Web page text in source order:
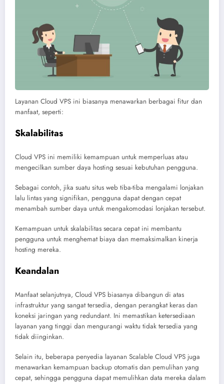
Layanan Cloud VPS ini biasanya menawarkan berbagai fitur dan
manfaat, seperti:
Skalabilitas
Cloud VPS ini memiliki kemampuan untuk memperluas atau
mengecilkan sumber daya hosting sesuai kebutuhan pengguna.
Sebagai contoh, jika suatu situs web tiba-tiba mengalami lonjakan
lalu lintas yang signifikan, pengguna dapat dengan cepat
menambah sumber daya untuk mengakomodasi lonjakan tersebut.
Kemampuan untuk skalabilitas secara cepat ini membantu
pengguna untuk menghemat biaya dan memaksimalkan kinerja
hosting mereka.
Keandalan
Manfaat selanjutnya, Cloud VPS biasanya dibangun di atas
infrastruktur yang sangat tersedia, dengan perangkat keras dan
koneksi jaringan yang redundant. Ini memastikan ketersediaan
layanan yang tinggi dan mengurangi waktu tidak tersedia yang
tidak diinginkan.
Selain itu, beberapa penyedia layanan Scalable Cloud VPS juga
menawarkan kemampuan backup otomatis dan pemulihan yang
cepat, sehingga pengguna dapat memulihkan data mereka dalam